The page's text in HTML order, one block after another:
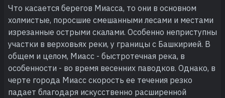
Что касается берегов Миасса, то они в основном
холмистые, поросшие смешанными лесами и местами
изрезанные острыми скалами. Особенно неприступны
участки в верховьях реки, у границы с Башкирией. В
общем и целом, Миасс - быстротечная река, в
особенности - во время весенних паводков. Однако, в
черте города Миасс скорость ее течения резко
падает благодаря искусственно расширенной